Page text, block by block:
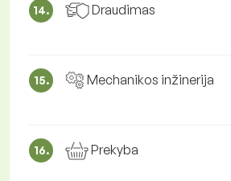
14.
Draudimas
15.
Mechanikos inžinerija
16.
Prekyba